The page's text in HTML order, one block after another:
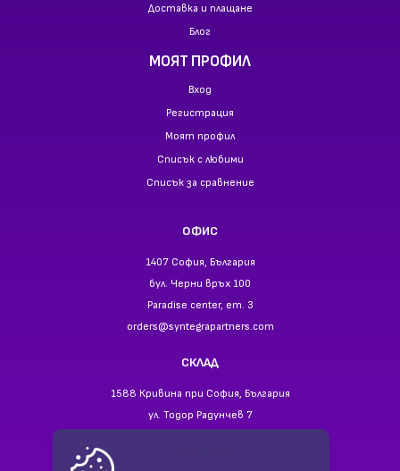
Доставка и плащане
Блог
МОЯТ ПРОФИЛ
Вход
Регистрация
Моят профил
Списък с любими
Списък за сравнение
ОФИС
1407 София, България
бул. Черни връх 100
Paradise center, ет. 3
orders@syntegrapartners.com
СКЛАД
1588 Кривина при София, България
ул. Тодор Радунчев 7